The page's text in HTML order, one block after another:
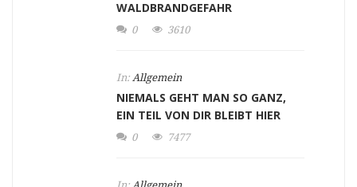
WALDBRANDGEFAHR
0 3610
In: Allgemein
NIEMALS GEHT MAN SO GANZ,
EIN TEIL VON DIR BLEIBT HIER
0 7477